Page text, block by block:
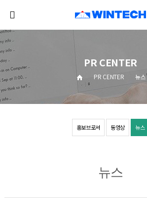
홍보브로셔 동영상 뉴스
PR CENTER 뉴스
PR CENTER
뉴스